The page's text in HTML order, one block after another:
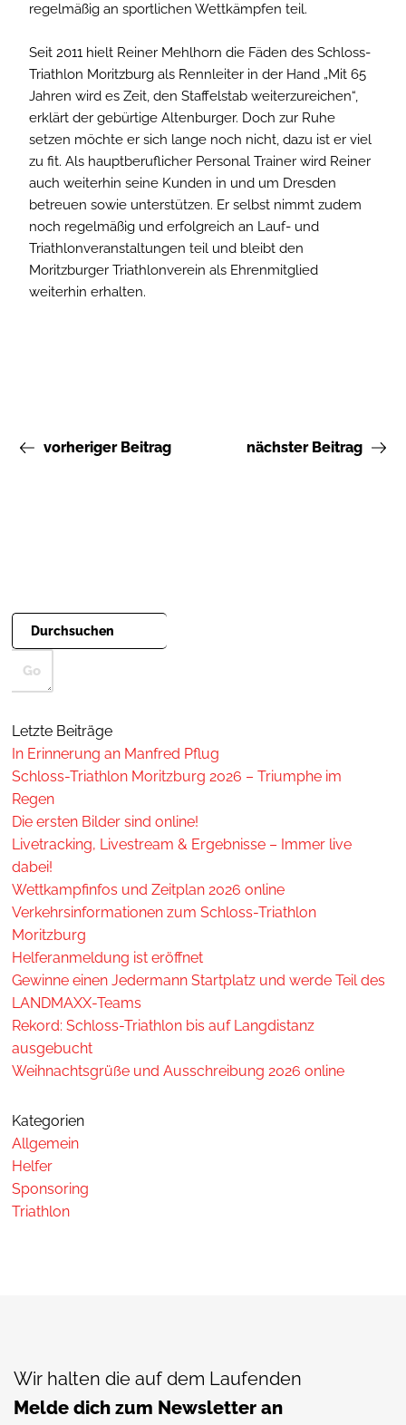
regelmäßig an sportlichen Wettkämpfen teil.
Seit 2011 hielt Reiner Mehlhorn die Fäden des Schloss-
Triathlon Moritzburg als Rennleiter in der Hand „Mit 65
Jahren wird es Zeit, den Staffelstab weiterzureichen“,
erklärt der gebürtige Altenburger. Doch zur Ruhe
setzen möchte er sich lange noch nicht, dazu ist er viel
zu fit. Als hauptberuflicher Personal Trainer wird Reiner
auch weiterhin seine Kunden in und um Dresden
betreuen sowie unterstützen. Er selbst nimmt zudem
noch regelmäßig und erfolgreich an Lauf- und
Triathlonveranstaltungen teil und bleibt den
Moritzburger Triathlonverein als Ehrenmitglied
weiterhin erhalten.
vorheriger Beitrag nächster Beitrag
Letzte Beiträge
In Erinnerung an Manfred Pflug
Schloss-Triathlon Moritzburg 2026 – Triumphe im
Regen
Die ersten Bilder sind online!
Livetracking, Livestream & Ergebnisse – Immer live
dabei!
Wettkampfinfos und Zeitplan 2026 online
Verkehrsinformationen zum Schloss-Triathlon
Moritzburg
Helferanmeldung ist eröffnet
Gewinne einen Jedermann Startplatz und werde Teil des
LANDMAXX-Teams
Rekord: Schloss-Triathlon bis auf Langdistanz
ausgebucht
Weihnachtsgrüße und Ausschreibung 2026 online
Kategorien
Allgemein
Helfer
Sponsoring
Triathlon
Wir halten die auf dem Laufenden
Melde dich zum Newsletter an